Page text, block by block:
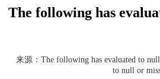
The following has
来源：The following has evaluated to
to null or